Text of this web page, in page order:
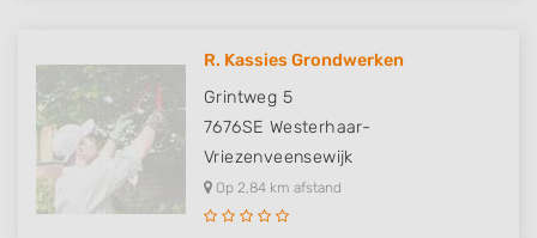
R. Kassies Grondwerken
Grintweg 5
7676SE Westerhaar-
Vriezenveensewijk
Op 2,84 km afstand